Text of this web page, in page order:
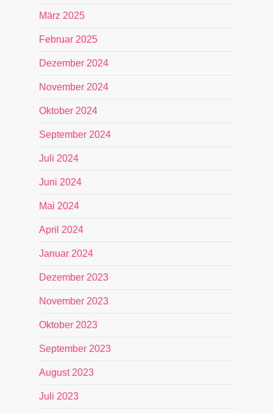
März 2025
Februar 2025
Dezember 2024
November 2024
Oktober 2024
September 2024
Juli 2024
Juni 2024
Mai 2024
April 2024
Januar 2024
Dezember 2023
November 2023
Oktober 2023
September 2023
August 2023
Juli 2023